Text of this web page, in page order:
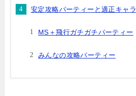
安定攻略パーティーと適正キャラ
MS＋飛行ガチガチパーティー
みんなの攻略パーティー